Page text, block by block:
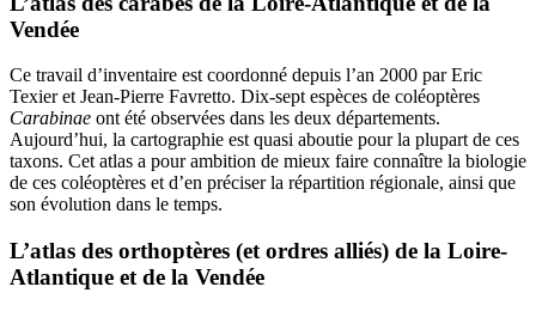
Vendée
Ce travail d’inventaire est coordonné depuis l’an 2000 par Eric
Texier et Jean-Pierre Favretto. Dix-sept espèces de coléoptères
Carabinae ont été observées dans les deux départements.
Aujourd’hui, la cartographie est quasi aboutie pour la plupart de ces
taxons. Cet atlas a pour ambition de mieux faire connaître la biologie
de ces coléoptères et d’en préciser la répartition régionale, ainsi que
son évolution dans le temps.
L’atlas des orthoptères (et ordres alliés) de la Loire-
Atlantique et de la Vendée